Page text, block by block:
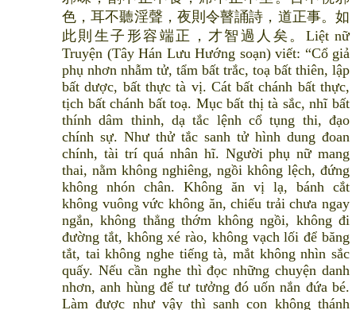
色，耳不聽淫聲，夜則令瞽誦詩，道正事。如
此則生子形容端正，才智過人矣。Liệt nữ
Truyện (Tây Hán Lưu Hướng soạn) viết: “Cổ giả
phụ nhơn nhẫm tử, tẩm bất trắc, toạ bất thiên, lập
bất dược, bất thực tà vị. Cát bất chánh bất thực,
tịch bất chánh bất toạ. Mục bất thị tà sắc, nhĩ bất
thính dâm thinh, dạ tắc lệnh cổ tụng thi, đạo
chính sự. Như thử tắc sanh tử hình dung đoan
chính, tài trí quá nhân hĩ. Người phụ nữ mang
thai, nằm không nghiêng, ngồi không lệch, đứng
không nhón chân. Không ăn vị lạ, bánh cắt
không vuông vức không ăn, chiếu trải chưa ngay
ngắn, không thẳng thớm không ngồi, không đi
đường tắt, không xé rào, không vạch lối để băng
tắt, tai không nghe tiếng tà, mắt không nhìn sắc
quấy. Nếu cần nghe thì đọc những chuyện danh
nhơn, anh hùng để tư tưởng đó uốn nắn đứa bé.
Làm được như vậy thì sanh con không thánh